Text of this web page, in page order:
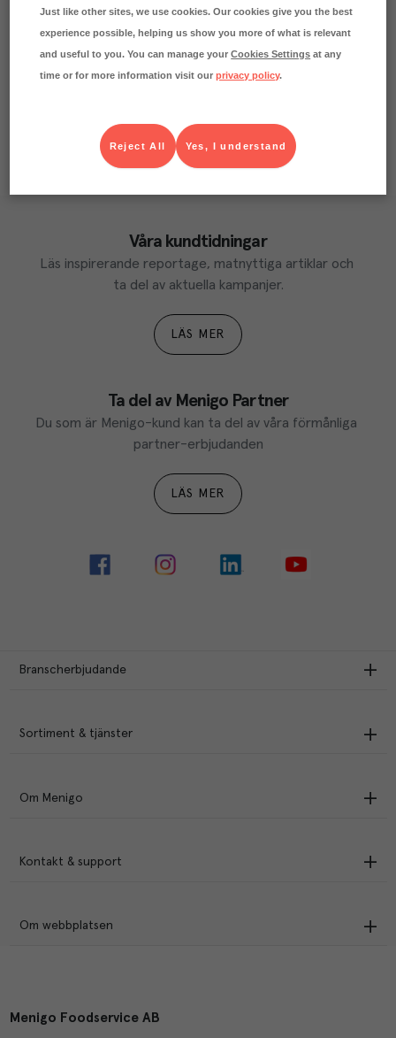
Läs mer om hur vi beräknar klimatavtryck
Våra kundtidningar
Läs inspirerande reportage, matnyttiga artiklar och
ta del av aktuella kampanjer.
LÄS MER
Ta del av Menigo Partner
Du som är Menigo-kund kan ta del av våra förmånliga
partner-erbjudanden
LÄS MER
Branscherbjudande
Sortiment & tjänster
Om Menigo
Kontakt & support
Om webbplatsen
Menigo Foodservice AB
Just like other sites, we use cookies. Our cookies give you the best
experience possible, helping us show you more of what is relevant
and useful to you. You can manage yourCookies Settings at any
time or for more information visit ourprivacy policy.
Yes, I understand
Reject All